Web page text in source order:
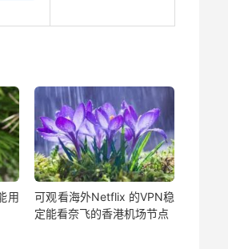
用
可观看海外Netflix 的VPN稳
定能看奈飞的香港机场节点